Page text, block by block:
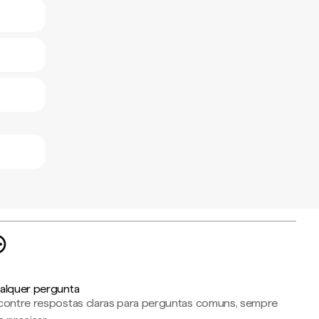
pergunta
respostas claras para perguntas comuns, sempre